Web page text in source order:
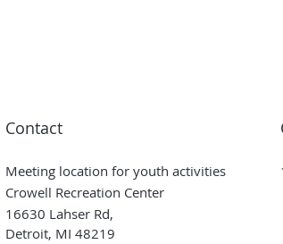
Contact
Meeting location for youth activities
Crowell Recreation Center
16630 Lahser Rd,
Detroit, MI 48219